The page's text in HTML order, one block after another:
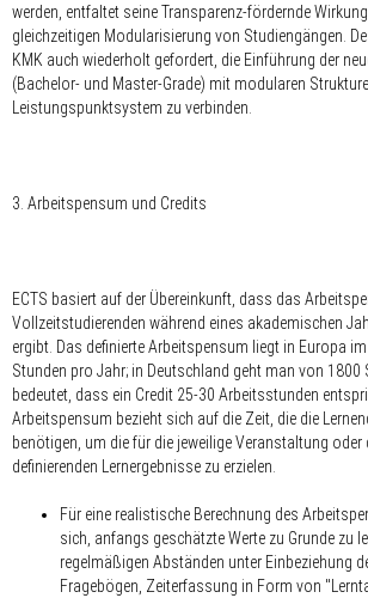
werden, entfaltet seine Transparenz-fördernde
gleichzeitigen Modularisierung von Studiengängen.
KMK auch wiederholt gefordert, die Einführung der
(Bachelor- und Master-Grade) mit modularen
Leistungspunktsystem zu verbinden.
3. Arbeitspensum und Credits
ECTS basiert auf der Übereinkunft, dass das
Vollzeitstudierenden während eines akademischen
ergibt. Das definierte Arbeitspensum liegt in Europa
Stunden pro Jahr; in Deutschland geht man von 1800
bedeutet, dass ein Credit 25-30 Arbeitsstunden
Arbeitspensum bezieht sich auf die Zeit, die die
benötigen, um die für die jeweilige Veranstaltung
definierenden Lernergebnisse zu erzielen.
Für eine realistische Berechnung des
sich, anfangs geschätzte Werte zu Grunde zu
regelmäßigen Abständen unter Einbeziehung
Fragebögen, Zeiterfassung in Form von